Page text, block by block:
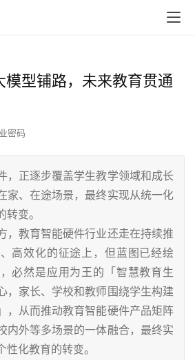
模型铺路，未来教育贯通
密码
，正逐步覆盖学生教学领域和成长
家、在途场景，最终实现从统一化
变。
，教育智能硬件行业还走在持续推
高效化的征途上，但蓝图已经绘
必然是应用为王的「智慧教育生
，家长、学校和教师围绕学生构建
，从而推动教育智能硬件产品矩阵
内外等多场景的一体融合，最终实
化教育的转变。